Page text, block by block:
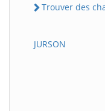
Trouver des
JURSON